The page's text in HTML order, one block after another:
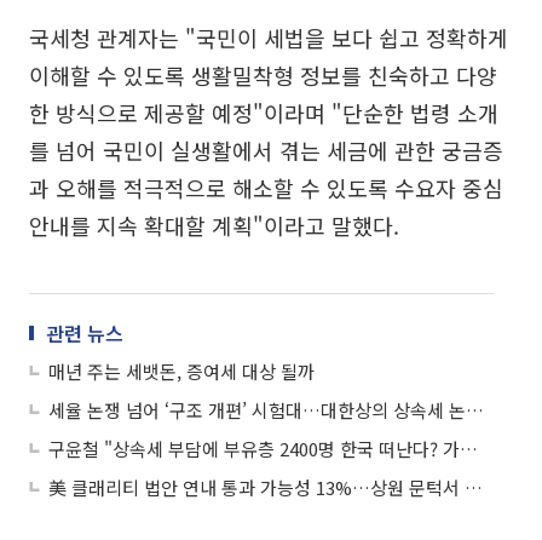
국세청 관계자는 "국민이 세법을 보다 쉽고 정확하게
이해할 수 있도록 생활밀착형 정보를 친숙하고 다양
한 방식으로 제공할 예정"이라며 "단순한 법령 소개
를 넘어 국민이 실생활에서 겪는 세금에 관한 궁금증
과 오해를 적극적으로 해소할 수 있도록 수요자 중심
안내를 지속 확대할 계획"이라고 말했다.
관련 뉴스
매년 주는 세뱃돈, 증여세 대상 될까
세율 논쟁 넘어 ‘구조 개편’ 시험대…대한상의 상속세 논란이 남긴 과제
구윤철 "상속세 부담에 부유층 2400명 한국 떠난다? 가짜뉴스"
美 클래리티 법안 연내 통과 가능성 13%…상원 문턱서 제동